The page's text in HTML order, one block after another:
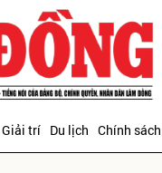
Giải trí Du lịch Chính sách